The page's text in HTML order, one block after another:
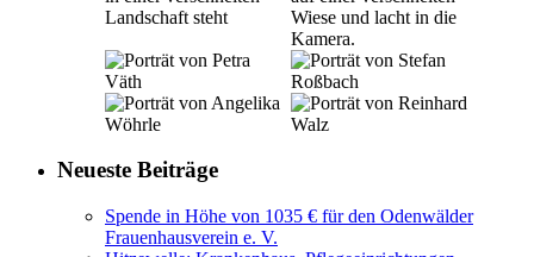
Neueste Beiträge
Spende in Höhe von 1035 € für den Odenwälder
Frauenhausverein e. V.